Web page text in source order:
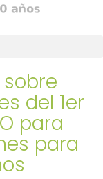
sobre
del 1er
para
para